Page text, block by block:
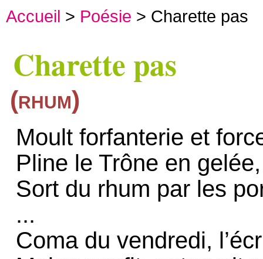
Accueil > Poésie > Charette pas
Charette pas
(rhum)
Moult forfanterie et
Pline le Trône en
Sort du rhum par les
...
Coma du vendredi,